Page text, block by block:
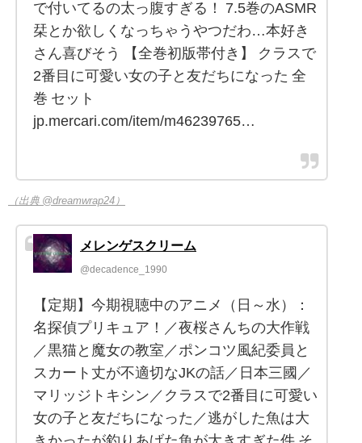
で付いてるの太っ腹すぎる！ 7.5巻のASMR
栞とか欲しくなっちゃうやつだわ…本好き
さん喜びそう 【全巻初版帯付き】 クラスで
2番目に可愛い女の子と友だちになった 全
巻 セット
jp.mercari.com/item/m46239765…
（出典 @dreamwrap24）
メレンゲスクリーム
@decadence_1990
【定期】今期視聴中のアニメ（日～水）：
名探偵プリキュア！／夜桜さんちの大作戦
／黒猫と魔女の教室／ポンコツ風紀委員と
スカート丈が不適切なJKの話／日本三國／
マリッジトキシン／クラスで2番目に可愛い
女の子と友だちになった／逃がした魚は大